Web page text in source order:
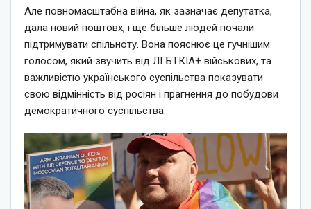
Але повномасштабна війна, як зазначає депутатка,
дала новий поштовх, і ще більше людей почали
підтримувати спільноту. Вона пояснює це гучнішим
голосом, який звучить від ЛГБТКІА+ військових, та
важливістю українського суспільства показувати
свою відмінність від росіян і прагнення до побудови
демократичного суспільства.